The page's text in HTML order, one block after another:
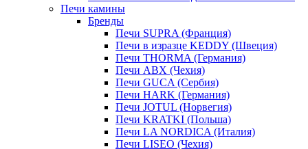
Печи камины
Бренды
Печи SUPRA (Франция)
Печи в изразце KEDDY (Швеция)
Печи THORMA (Германия)
Печи ABX (Чехия)
Печи GUCA (Сербия)
Печи HARK (Германия)
Печи JOTUL (Норвегия)
Печи KRATKI (Польша)
Печи LA NORDICA (Италия)
Печи LISEO (Чехия)